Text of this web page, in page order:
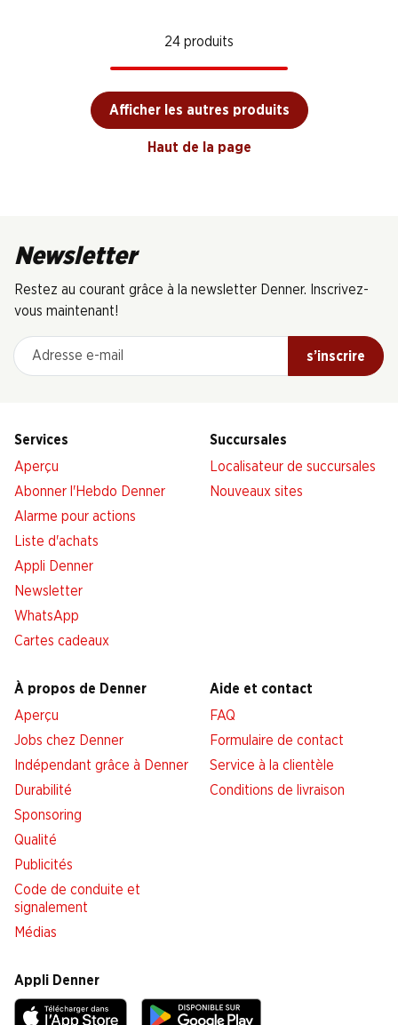
24 produits
Afficher les autres produits
Haut de la page
Newsletter
Restez au courant grâce à la newsletter Denner. Inscrivez-
vous maintenant!
Adresse e-mail
s’inscrire
Services
Aperçu
Abonner l'Hebdo Denner
Alarme pour actions
Liste d'achats
Appli Denner
Newsletter
WhatsApp
Cartes cadeaux
Succursales
Localisateur de succursales
Nouveaux sites
À propos de Denner
Aperçu
Jobs chez Denner
Indépendant grâce à Denner
Durabilité
Sponsoring
Qualité
Publicités
Code de conduite et
signalement
Médias
Aide et contact
FAQ
Formulaire de contact
Service à la clientèle
Conditions de livraison
Appli Denner